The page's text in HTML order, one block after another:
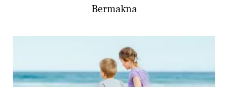
Bermakna